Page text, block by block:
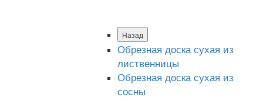
Назад
Обрезная доска сухая из
лиственницы
Обрезная доска сухая из
сосны